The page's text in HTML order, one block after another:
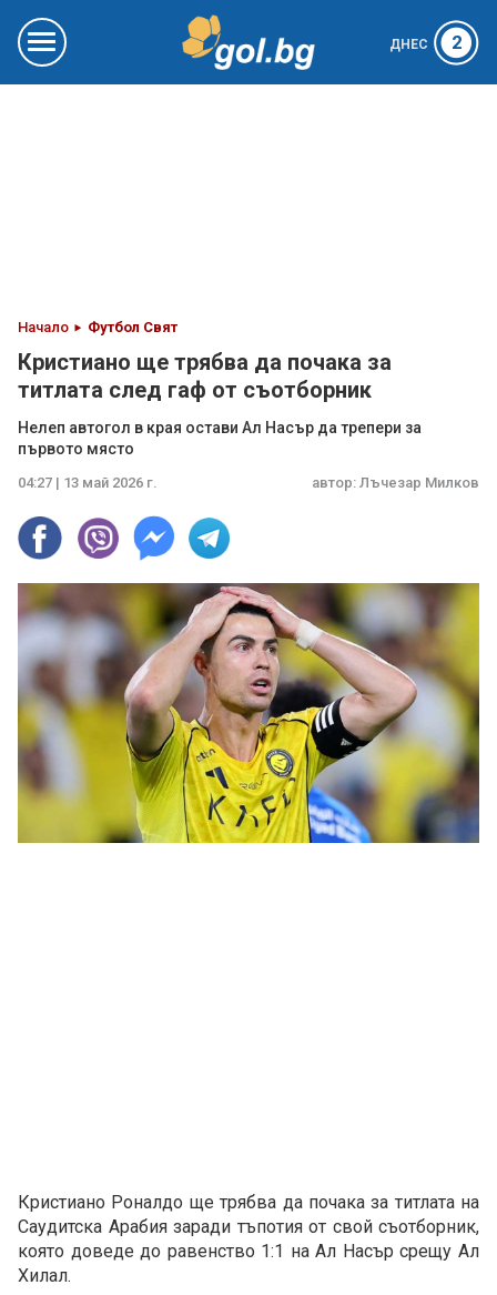
ДНЕС 2
Начало Футбол Свят
Кристиано ще трябва да почака за
титлата след гаф от съотборник
Нелеп автогол в края остави Ал Насър да трепери за
първото място
04:27 | 13 май 2026 г. автор: Лъчезар Милков
Кристиано Роналдо ще трябва да почака за титлата на
Саудитска Арабия заради тъпотия от свой съотборник,
която доведе до равенство 1:1 на Ал Насър срещу Ал
Хилал.